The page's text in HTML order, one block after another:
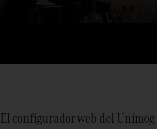
El configurador web del Unimog